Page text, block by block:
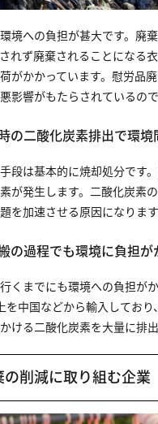
境への負担が甚大です。廃
れず廃棄されることになる
がかかっています。慰労品
影響がもたらされているので
の二酸化炭素排出で環境
段は基本的に焼却処分です
が発生します。二酸化炭素
を加速させる原因になります
の過程でも環境に負担が
くまでにも環境への負担が
を中国などから輸入しており
ける二酸化炭素を大量に排出
の削減に取り組む企業